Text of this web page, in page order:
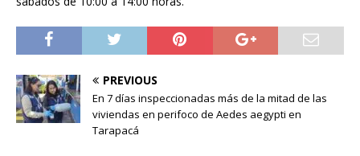
PREVIOUS
En 7 días inspeccionadas más de la mitad de las
viviendas en perifoco de Aedes aegypti en
Tarapacá